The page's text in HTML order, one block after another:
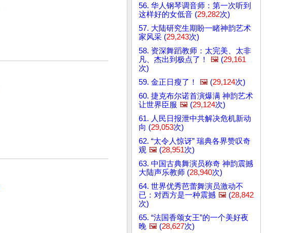
56. 华人钢琴调音师：第一次听到
这样好的女低音 (29,282次)
57. 大陆研究生期盼一睹神韵艺术
家风采 (29,243次)
58. 资深舞蹈教师：太完美、太非
凡、杰出到极点了！
🖼️ (29,161
次)
59. 金正日瘦了！
🖼️ (29,124次)
60. 捷克布尔诺首演爆满 神韵艺术
让世界臣服 🖼️ (29,124次)
61. 人民日报泄中共解决危机新动
向 (29,053次)
62. “太令人惊讶” 瑞典各界赞叹奇
观 🖼️ (28,951次)
63. 中国古典舞演员称奇 神韵震撼
大陆声乐教师 (28,940次)
64. 世界优秀芭蕾舞演员激动不
已：对西方是一种震撼 🖼️ (28,842
次)
65. “法国香颂女王”的一个美好夜
晚 🖼️ (28,627次)